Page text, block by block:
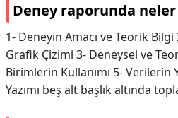
Deney raporunda neler
1- Deneyin Amacı ve Teorik
Grafik Çizimi 3- Deneysel ve
Birimlerin Kullanımı 5- Verilerin
Yazımı beş alt başlık altında